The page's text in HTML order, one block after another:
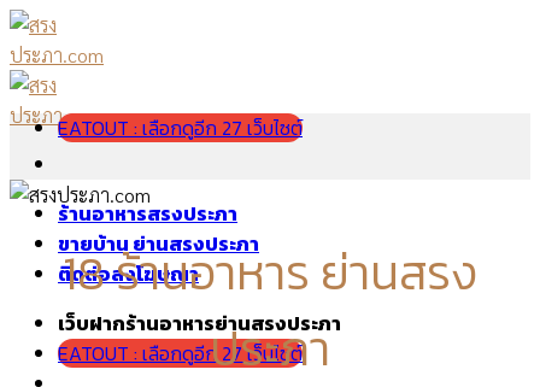
Skip
to
content
ร้านอาหารสรงประภา
ขายบ้าน ย่านสรงประภา
ติดต่อลงโฆษณา
เว็บฝากร้านอาหารย่านสรงประภา
EATOUT : เลือกดูอีก 27 เว็บไซต์
EATOUT : เลือกดูอีก 27 เว็บไซต์
18 ร้านอาหาร ย่านสรง
ประภา